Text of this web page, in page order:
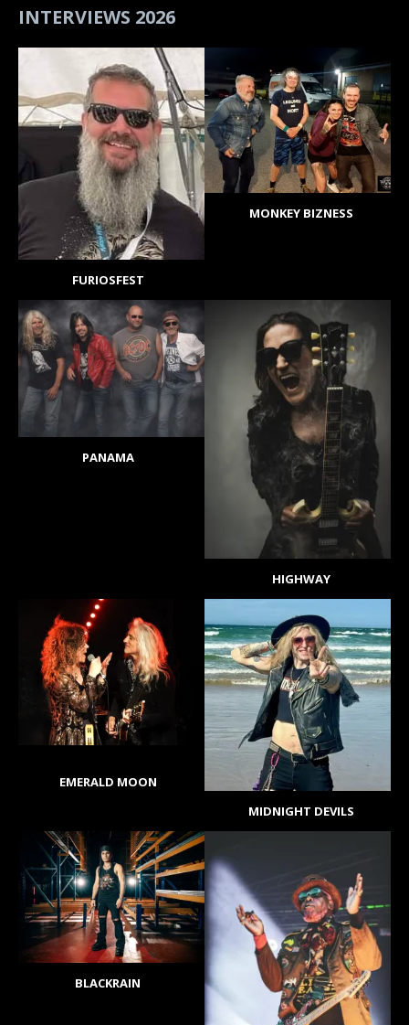
INTERVIEWS 2026
FURIOSFEST
MONKEY BIZNESS
PANAMA
HIGHWAY
EMERALD MOON
MIDNIGHT DEVILS
BLACKRAIN